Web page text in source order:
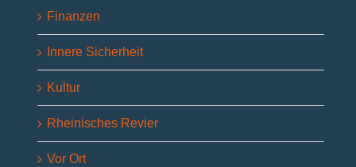
Finanzen
Innere Sicherheit
Kultur
Rheinisches Revier
Vor Ort